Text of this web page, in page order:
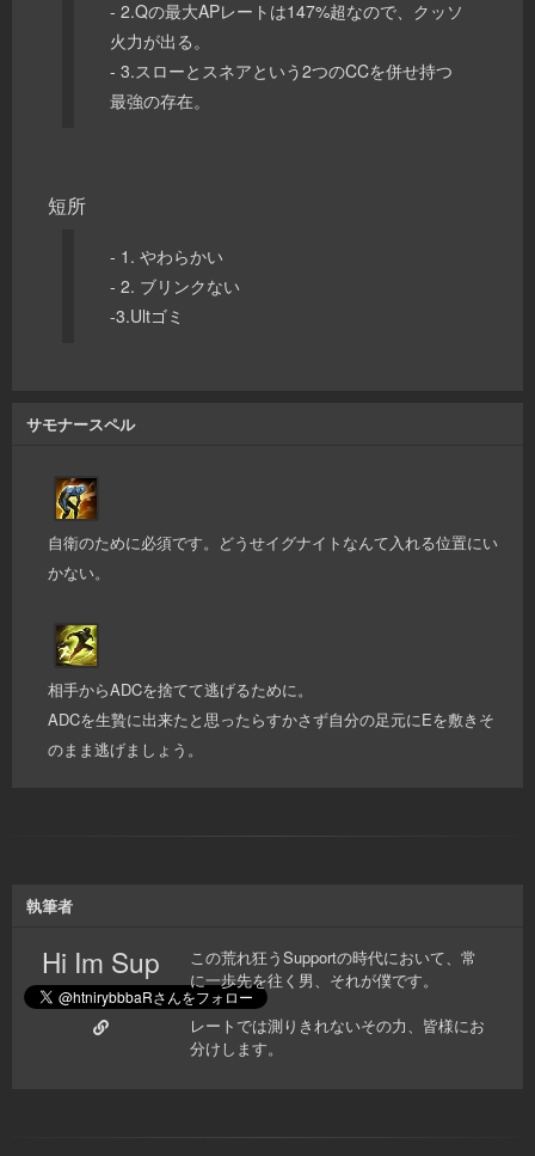
- 2.Qの最大APレートは147%超なので、クッソ
火力が出る。
- 3.スローとスネアという2つのCCを併せ持つ
最強の存在。
短所
- 1. やわらかい
- 2. ブリンクない
-3.Ultゴミ
サモナースペル
自衛のために必須です。どうせイグナイトなんて入れる位置にい
かない。
相手からADCを捨てて逃げるために。
ADCを生贄に出来たと思ったらすかさず自分の足元にEを敷きそ
のまま逃げましょう。
執筆者
Hi Im Sup
この荒れ狂うSupportの時代において、常
に一歩先を往く男、それが僕です。
レートでは測りきれないその力、皆様にお
分けします。